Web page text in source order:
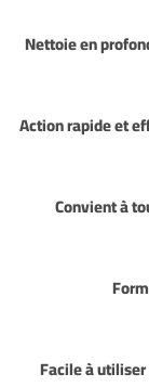
Nettoie en
Action rapide et
Convient à
Facile à utiliser